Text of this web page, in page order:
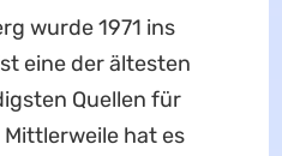
wurde 1971 ins
eine der ältesten
Quellen für
hat es